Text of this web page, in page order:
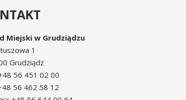
Miejski w Grudziądzu
1
Grudziądz
56 451 02 00
56 462 58 12